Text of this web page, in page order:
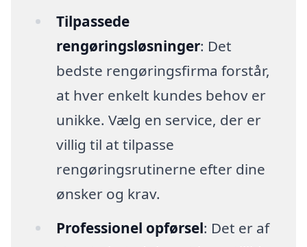
Tilpassede
rengøringsløsninger: Det
bedste rengøringsfirma forstår,
at hver enkelt kundes behov er
unikke. Vælg en service, der er
villig til at tilpasse
rengøringsrutinerne efter dine
ønsker og krav.
Professionel opførsel: Det er af